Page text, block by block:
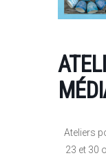
Ateliers
23 et 30